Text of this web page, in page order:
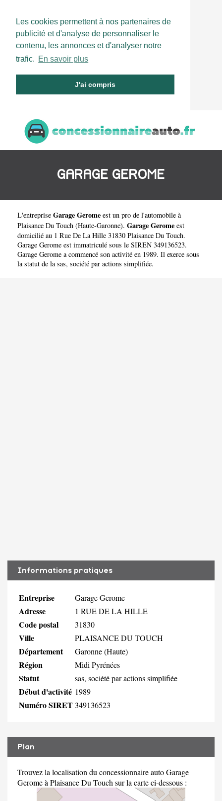
Les cookies permettent à nos partenaires de
publicité et d'analyse de personnaliser le
contenu, les annonces et d'analyser notre
trafic. En savoir plus
J'ai compris
GARAGE GEROME
L'entreprise Garage Gerome est un pro de l'automobile à
Plaisance Du Touch (Haute-Garonne). Garage Gerome est
domicilié au 1 Rue De La Hille 31830 Plaisance Du Touch.
Garage Gerome est immatriculé sous le SIREN 349136523.
Garage Gerome a commencé son activité en 1989. Il exerce sous
la statut de la sas, société par actions simplifiée.
Informations pratiques
Entreprise Garage Gerome
Adresse 1 RUE DE LA HILLE
Code postal 31830
Ville PLAISANCE DU TOUCH
Département Garonne (Haute)
Région Midi Pyrénées
Statut sas, société par actions simplifiée
Début d'activité 1989
Numéro SIRET349136523
Plan
Trouvez la localisation du concessionnaire auto Garage
Gerome à Plaisance Du Touch sur la carte ci-dessous :